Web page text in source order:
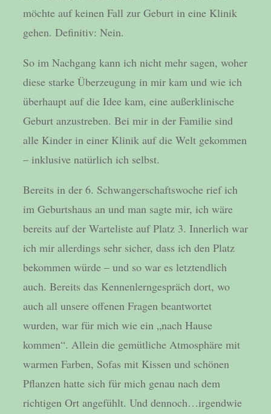
möchte auf keinen Fall zur Geburt in eine Klinik
gehen. Definitiv: Nein.
So im Nachgang kann ich nicht mehr sagen, woher
diese starke Überzeugung in mir kam und wie ich
überhaupt auf die Idee kam, eine außerklinische
Geburt anzustreben. Bei mir in der Familie sind
alle Kinder in einer Klinik auf die Welt gekommen
– inklusive natürlich ich selbst.
Bereits in der 6. Schwangerschaftswoche rief ich
im Geburtshaus an und man sagte mir, ich wäre
bereits auf der Warteliste auf Platz 3. Innerlich war
ich mir allerdings sehr sicher, dass ich den Platz
bekommen würde – und so war es letztendlich
auch. Bereits das Kennenlerngespräch dort, wo
auch all unsere offenen Fragen beantwortet
wurden, war für mich wie ein „nach Hause
kommen“. Allein die gemütliche Atmosphäre mit
warmen Farben, Sofas mit Kissen und schönen
Pflanzen hatte sich für mich genau nach dem
richtigen Ort angefühlt. Und dennoch…irgendwie